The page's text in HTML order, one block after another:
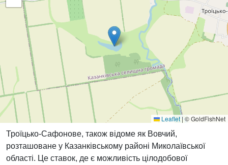
Leaflet | © GoldFishNet
Троїцько-Сафонове, також відоме як Вовчий,
розташоване у Казанківському районі Миколаївської
області. Це ставок, де є можливість цілодобової